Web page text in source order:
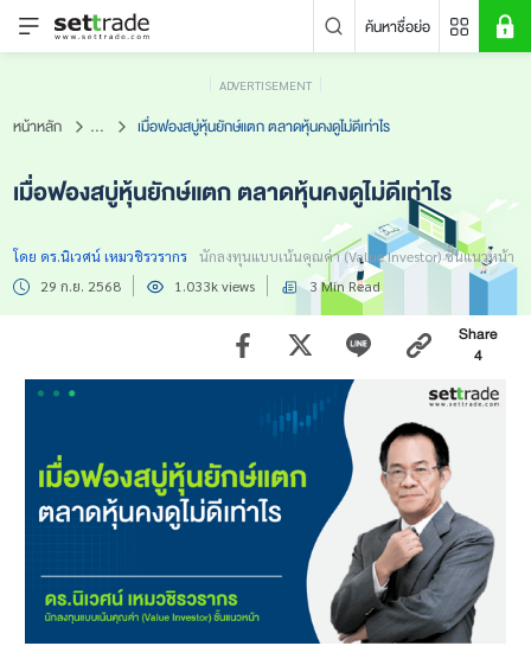
ค้นหาชื่อย่อ
ข่าวล่าสุด
ไม่พบข่าวล่าสุด
ADVERTISEMENT
หน้าหลัก ... เมื่อฟองสบู่หุ้นยักษ์แตก ตลาดหุ้นคงดูไม่ดีเท่าไร
เมื่อฟองสบู่หุ้นยักษ์แตก ตลาดหุ้นคงดูไม่ดีเท่าไร
โดย ดร.นิเวศน์ เหมวชิรวรากร
นักลงทุนแบบเน้นคุณค่า (Value Investor) ชั้นแนวหน้า
29 ก.ย. 2568
1.033k views 3 Min Read
Share
4